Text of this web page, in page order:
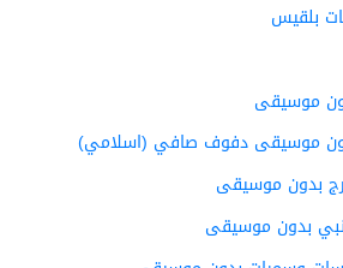
بلقيس
موسيقى
موسيقى دفوف صافي (اسلامي)
بدون موسيقى
بدون موسيقى